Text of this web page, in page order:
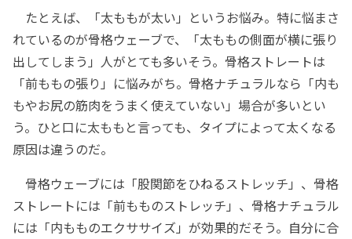
たとえば、「太ももが太い」というお悩み。特に悩まさ
れているのが骨格ウェーブで、「太ももの側面が横に張り
出してしまう」人がとても多いそう。骨格ストレートは
「前ももの張り」に悩みがち。骨格ナチュラルなら「内も
もやお尻の筋肉をうまく使えていない」場合が多いとい
う。ひと口に太ももと言っても、タイプによって太くなる
原因は違うのだ。
骨格ウェーブには「股関節をひねるストレッチ」、骨格
ストレートには「前もものストレッチ」、骨格ナチュラル
には「内もものエクササイズ」が効果的だそう。自分に合